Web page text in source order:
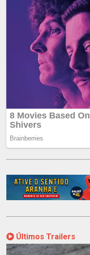
Últimos Trailers